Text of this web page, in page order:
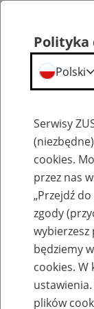
Emerytury
Baza
Polityka
Polski
Serwisy
cookies.
przez nas
„Przejdź
zgody
wybierzesz
będziemy
cookies. W
plików